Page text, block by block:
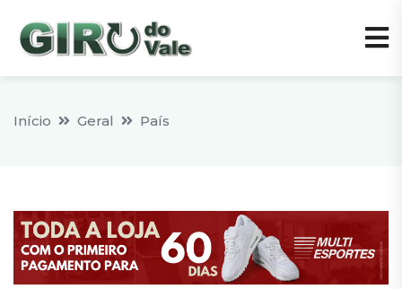
Início Geral País